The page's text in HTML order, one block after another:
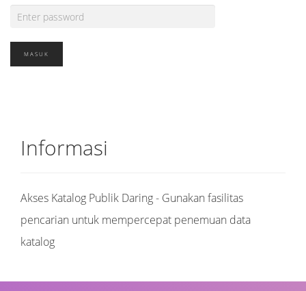
Informasi
Akses Katalog Publik Daring - Gunakan fasilitas
pencarian untuk mempercepat penemuan data
katalog